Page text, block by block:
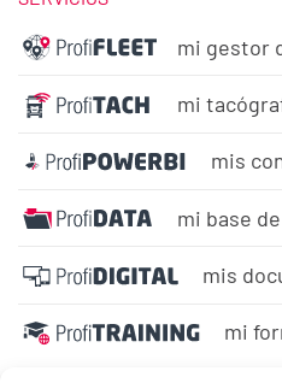
mi gestor
mi
mis
mi base
mis
mi